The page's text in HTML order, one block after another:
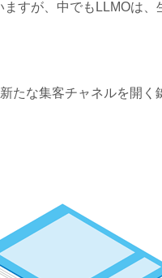
すが、中でもLLMOは、
たな集客チャネルを開く